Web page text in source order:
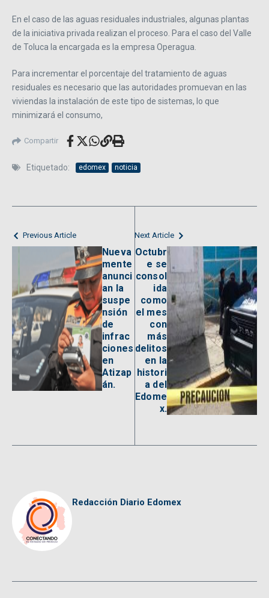
En el caso de las aguas residuales industriales, algunas plantas
de la iniciativa privada realizan el proceso. Para el caso del Valle
de Toluca la encargada es la empresa Operagua.
Para incrementar el porcentaje del tratamiento de aguas
residuales es necesario que las autoridades promuevan en las
viviendas la instalación de este tipo de sistemas, lo que
minimizará el consumo,
Compartir
Etiquetado: edomex noticia
Previous Article
Nueva
mente
anunci
an la
suspe
nsión
de
infrac
ciones
en
Atizap
án.
Next Article
Octubr
e se
consol
ida
como
el mes
con
más
delitos
en la
histori
a del
Edome
x.
Redacción Diario Edomex